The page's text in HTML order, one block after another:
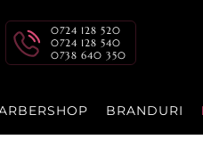
0724 128 520
0724 128 540
0738 640 350
BRANDURI